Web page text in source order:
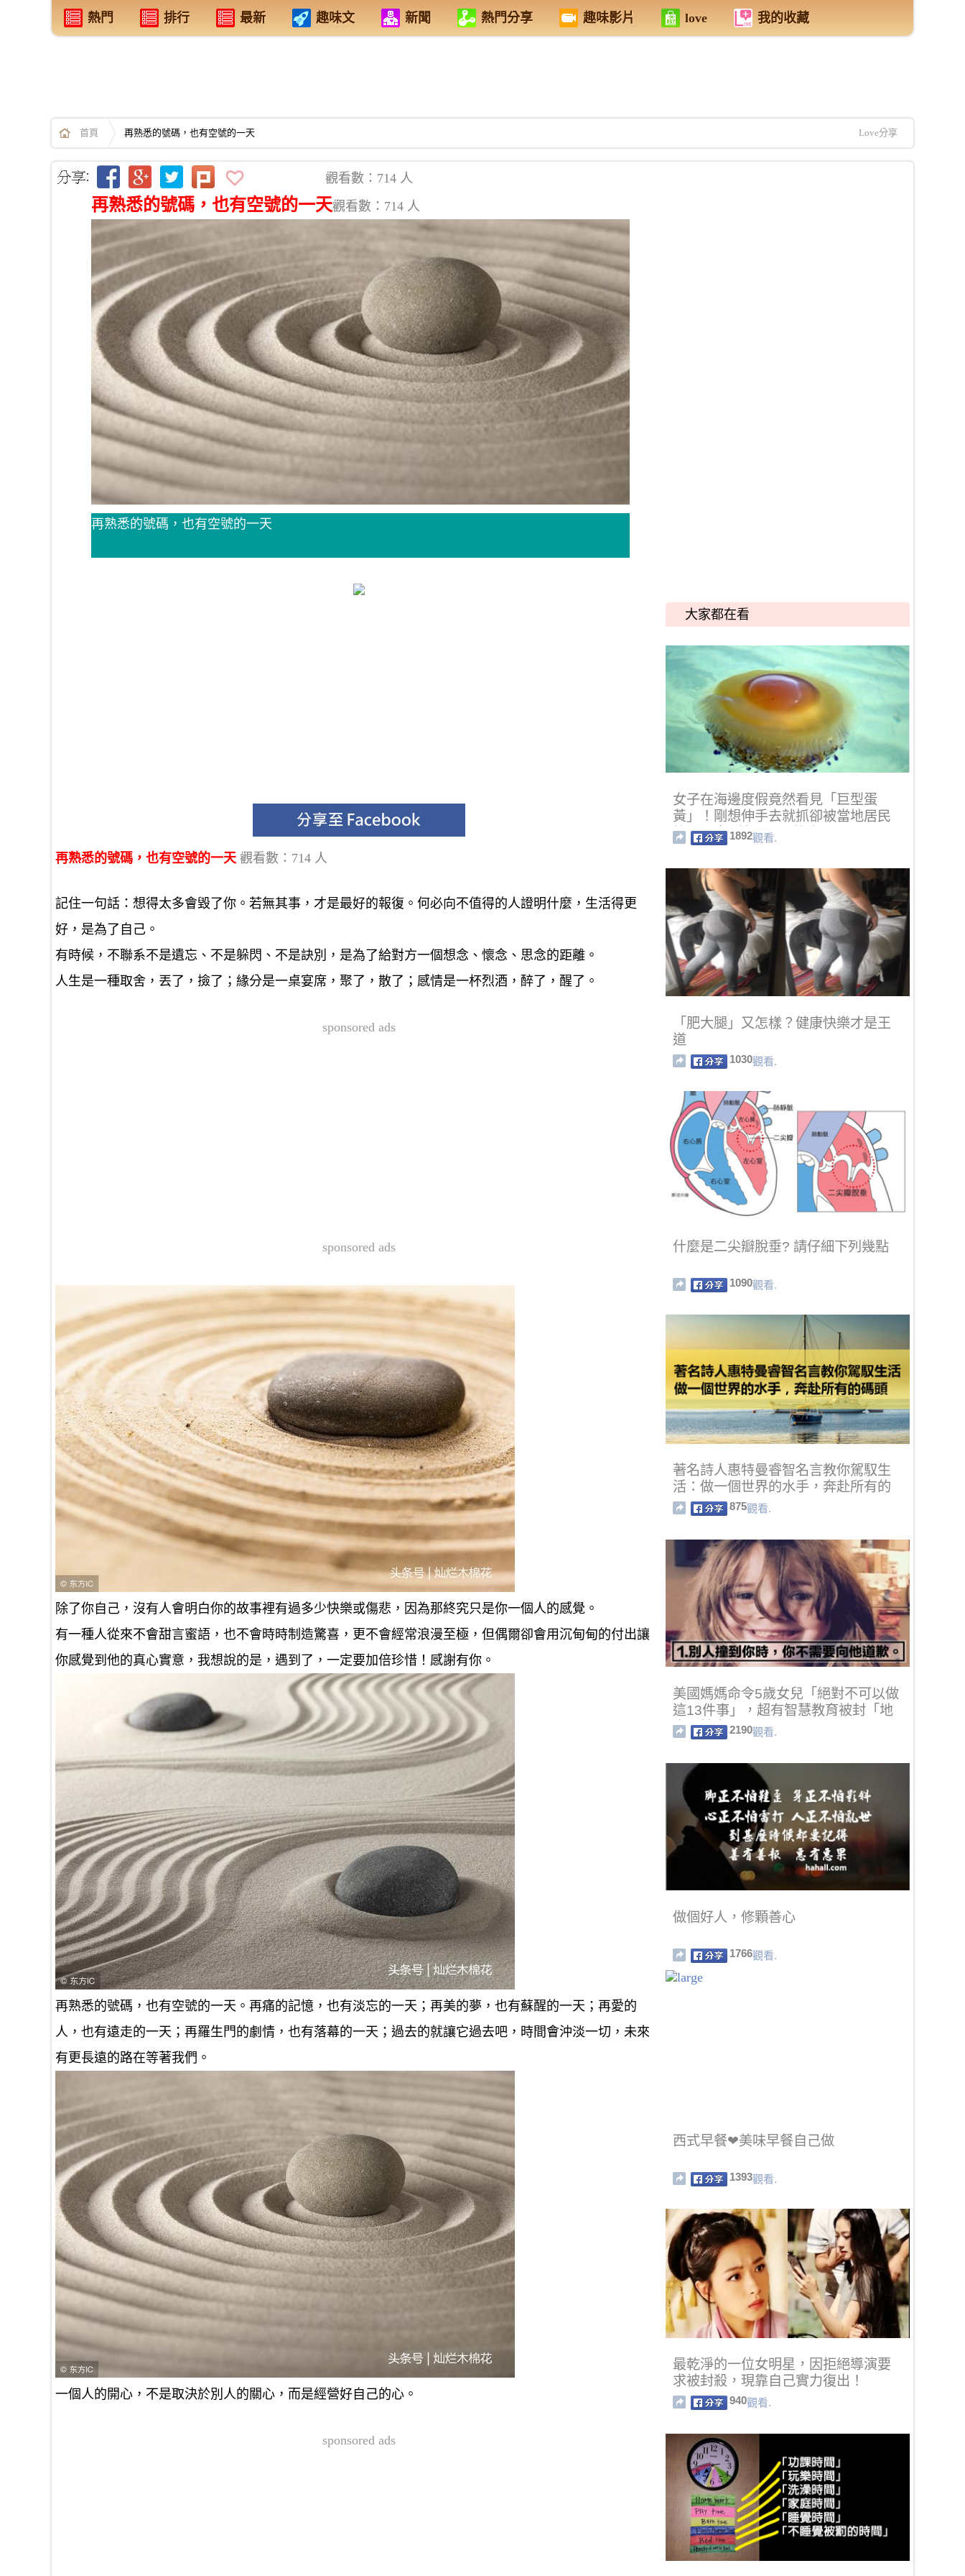
熱門 排行 最新 趣味文 新聞 熱門分享 趣味影片 love 我的收藏
首頁 再熟悉的號碼，也有空號的一天 Love分享
觀看數：714 人
再熟悉的號碼，也有空號的一天觀看數：714 人
再熟悉的號碼，也有空號的一天
再熟悉的號碼，也有空號的一天 觀看數：714 人
記住一句話：想得太多會毀了你。若無其事，才是最好的報復。何必向不值得的人證明什麼，生活得更
好，是為了自己。
有時候，不聯系不是遺忘、不是躲閃、不是訣別，是為了給對方一個想念、懷念、思念的距離。
人生是一種取舍，丟了，撿了；緣分是一桌宴席，聚了，散了；感情是一杯烈酒，醉了，醒了。
sponsored ads
sponsored ads
除了你自己，沒有人會明白你的故事裡有過多少快樂或傷悲，因為那終究只是你一個人的感覺。
有一種人從來不會甜言蜜語，也不會時時制造驚喜，更不會經常浪漫至極，但偶爾卻會用沉甸甸的付出讓
你感覺到他的真心實意，我想說的是，遇到了，一定要加倍珍惜！感謝有你。
再熟悉的號碼，也有空號的一天。再痛的記憶，也有淡忘的一天；再美的夢，也有蘇醒的一天；再愛的
人，也有遠走的一天；再羅生門的劇情，也有落幕的一天；過去的就讓它過去吧，時間會沖淡一切，未來
有更長遠的路在等著我們。
一個人的開心，不是取決於別人的關心，而是經營好自己的心。
sponsored ads
大家都在看
女子在海邊度假竟然看見「巨型蛋
黃」！剛想伸手去就抓卻被當地居民
拉了回來...撿回了一條命！！
1892觀看.
「肥大腿」又怎樣？健康快樂才是王
道
1030觀看.
什麼是二尖瓣脫垂? 請仔細下列幾點
1090觀看.
著名詩人惠特曼睿智名言教你駕馭生
活：做一個世界的水手，奔赴所有的
碼頭
875觀看.
美國媽媽命令5歲女兒「絕對不可以做
這13件事」，超有智慧教育被封「地
表最棒家長」！
2190觀看.
做個好人，修顆善心
1766觀看.
西式早餐❤美味早餐自己做
1393觀看.
最乾淨的一位女明星，因拒絕導演要
求被封殺，現靠自己實力復出！
940觀看.